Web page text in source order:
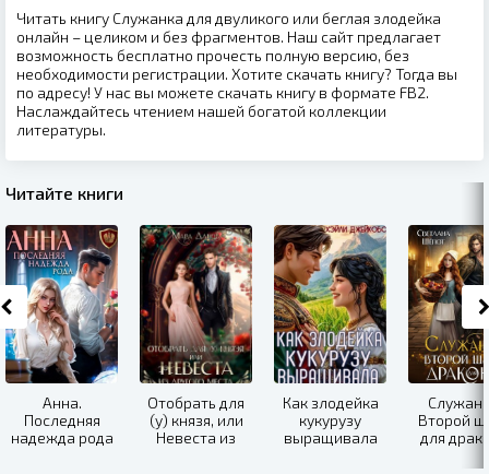
Читать книгу Служанка для двуликого или беглая злодейка
онлайн – целиком и без фрагментов. Наш сайт предлагает
возможность бесплатно прочесть полную версию, без
необходимости регистрации. Хотите скачать книгу? Тогда вы
по адресу! У нас вы можете скачать книгу в формате FB2.
Наслаждайтесь чтением нашей богатой коллекции
литературы.
Читайте книги
Анна.
Последняя
надежда рода
Отобрать для
(у) князя, или
Невеста из
Как злодейка
кукурузу
выращивала
Второй
для